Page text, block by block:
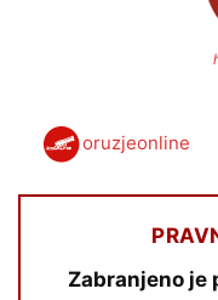
oruzjeonline
Zabranjeno je